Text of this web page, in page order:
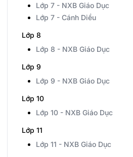
Lớp 7 - NXB Giáo Dục
Lớp 7 - Cánh Diều
Lớp 8
Lớp 8 - NXB Giáo Dục
Lớp 9
Lớp 9 - NXB Giáo Dục
Lớp 10
Lớp 10 - NXB Giáo Dục
Lớp 11
Lớp 11 - NXB Giáo Dục